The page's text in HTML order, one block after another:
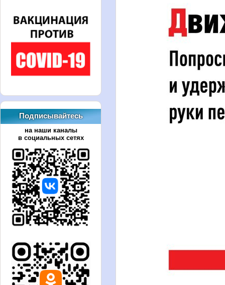
Подписывайтесь
на наши каналы
в социальных сетях